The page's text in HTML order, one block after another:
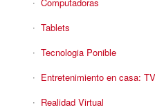
Tablets
Tecnologia Ponible
Entretenimiento en casa:
Realidad Virtual